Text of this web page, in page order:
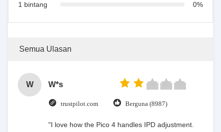
1 bintang
0%
Semua Ulasan
W W*s
trustpilot.com Berguna (8987)
"I love how the Pico 4 handles IPD adjustment.